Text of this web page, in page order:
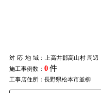
対応地域：上高井郡高山村 周辺
施工事例数： 0件
工事店住所：長野県松本市並柳